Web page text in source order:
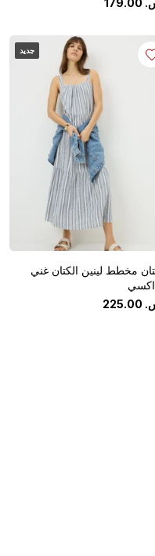
179.00
جديد
مخطط لينين الكتان غني
225.00